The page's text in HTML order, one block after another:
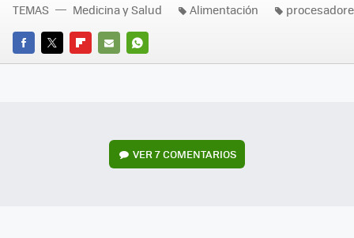
FACEBOOK
TWITTERFLIPBOARD
E-
WHATSAPP
TEMAS Medicina y Salud Alimentación
VER7 COMENTARIOS